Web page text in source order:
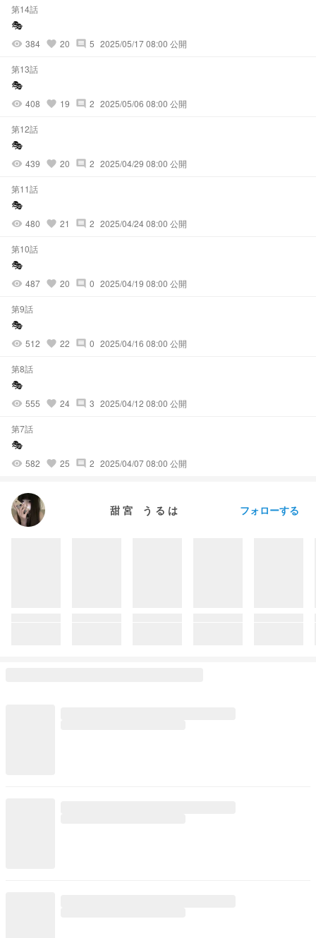
第14話
🎭️
visibility 384 favorite 20 comment 5 2025/05/17 08:00 公開
第13話
🎭️
visibility 408 favorite 19 comment 2 2025/05/06 08:00 公開
第12話
🎭️
visibility 439 favorite 20 comment 2 2025/04/29 08:00 公開
第11話
🎭️
visibility 480 favorite 21 comment 2 2025/04/24 08:00 公開
第10話
🎭️
visibility 487 favorite 20 comment 0 2025/04/19 08:00 公開
第9話
🎭️
visibility 512 favorite 22 comment 0 2025/04/16 08:00 公開
第8話
🎭️
visibility 555 favorite 24 comment 3 2025/04/12 08:00 公開
第7話
🎭️
visibility 582 favorite 25 comment 2 2025/04/07 08:00 公開
甜 宮 う る は フォローする